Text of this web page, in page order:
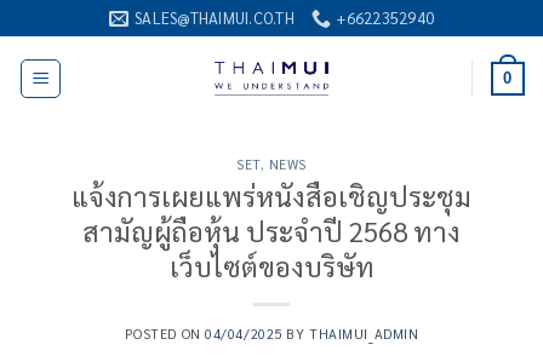
ไป
เนื้อหา
SALES@THAIMUI.CO.TH +6622352940
0
SET, NEWS
แจ้งการเผยแพร่หนังสือเชิญประชุม
สามัญผู้ถือหุ้น ประจำปี 2568 ทาง
เว็บไซต์ของบริษัท
POSTED ON04/04/2025 BYTHAIMUI_ADMIN